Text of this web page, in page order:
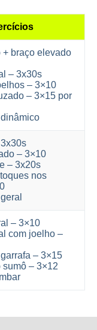
braço elevado
– 3x30s
– 3×10
– 3×15 por
– 3×10
– 3x20s
nos
– 3×10
com joelho –
– 3×15
– 3×12